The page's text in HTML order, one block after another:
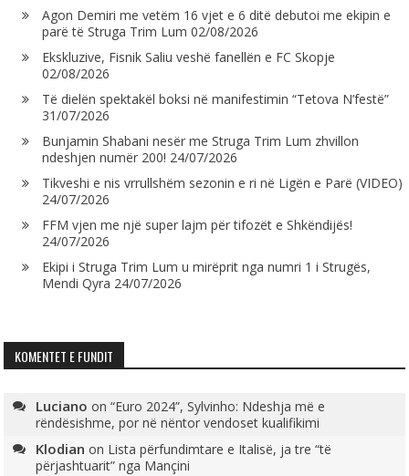
Agon Demiri me vetëm 16 vjet e 6 ditë debutoi me ekipin e
parë të Struga Trim Lum 02/08/2026
Ekskluzive, Fisnik Saliu veshë fanellën e FC Skopje
02/08/2026
Të dielën spektakël boksi në manifestimin “Tetova N’festë”
31/07/2026
Bunjamin Shabani nesër me Struga Trim Lum zhvillon
ndeshjen numër 200! 24/07/2026
Tikveshi e nis vrrullshëm sezonin e ri në Ligën e Parë (VIDEO)
24/07/2026
FFM vjen me një super lajm për tifozët e Shkëndijës!
24/07/2026
Ekipi i Struga Trim Lum u mirëprit nga numri 1 i Strugës,
Mendi Qyra 24/07/2026
KOMENTET E FUNDIT
Luciano on“Euro 2024”, Sylvinho: Ndeshja më e
rëndësishme, por në nëntor vendoset kualifikimi
Klodian on Lista përfundimtare e Italisë, ja tre “të
përjashtuarit” nga Mançini